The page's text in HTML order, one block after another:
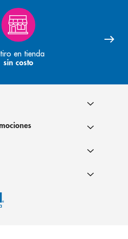
en tienda
sin costo